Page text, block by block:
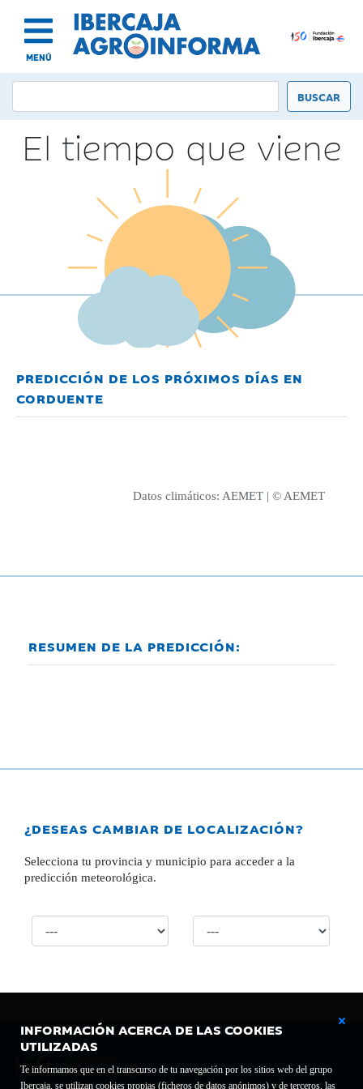
MENÚ
INFORMACIÓN ACERCA DE LAS COOKIES
UTILIZADAS
Te informamos que en el transcurso de tu navegación por los sitios web del grupo
Ibercaja, se utilizan cookies propias (ficheros de datos anónimos) y de terceros, las
El tiempo que viene
PREDICCIÓN DE LOS PRÓXIMOS DÍAS EN
CORDUENTE
Datos climáticos: AEMET | © AEMET
RESUMEN DE LA PREDICCIÓN:
¿DESEAS CAMBIAR DE LOCALIZACIÓN?
Selecciona tu provincia y municipio para acceder a la
predicción meteorológica.